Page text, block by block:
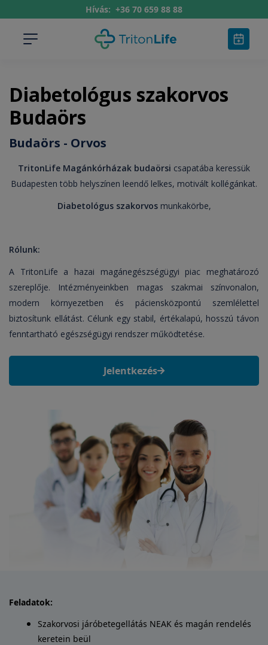
Hívás: +36 70 659 88 88
Diabetológus szakorvos
Budaörs
Budaörs - Orvos
TritonLife Magánkórházak budaörsi csapatába keressük
Budapesten több helyszínen leendő lelkes, motivált kollégánkat.
Diabetológus szakorvosmunkakörbe,
Rólunk:
A TritonLife a hazai magánegészségügyi piac meghatározó
szereplője. Intézményeinkben magas szakmai színvonalon,
modern környezetben és páciensközpontú szemlélettel
biztosítunk ellátást. Célunk egy stabil, értékalapú, hosszú távon
fenntartható egészségügyi rendszer működtetése.
Jelentkezés
Feladatok:
Szakorvosi járóbetegellátás NEAK és magán rendelés
keretein beül